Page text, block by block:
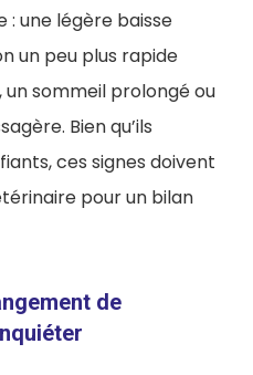
: une légère baisse
un peu plus rapide
sommeil prolongé ou
Bien qu’ils
ces signes doivent
pour un bilan
de